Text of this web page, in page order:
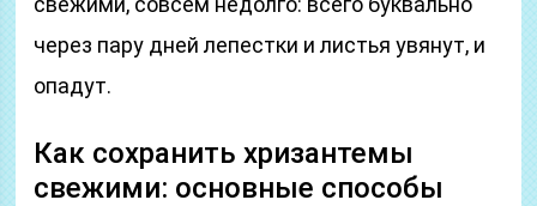
через пару дней лепестки и листья увянут, и
опадут.
Как сохранить хризантемы
свежими: основные способы